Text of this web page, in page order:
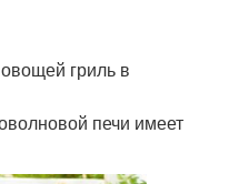
гриль в
печи имеет